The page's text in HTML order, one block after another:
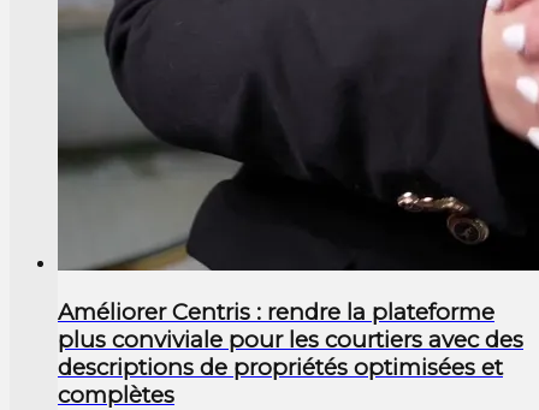
Améliorer Centris : rendre la plateforme
plus conviviale pour les courtiers avec des
descriptions de propriétés optimisées et
complètes